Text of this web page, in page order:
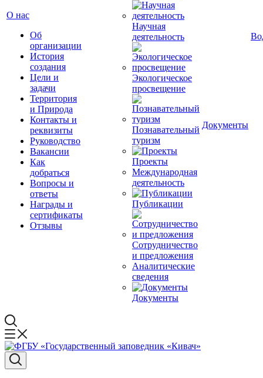
О нас
Об
организации
История
создания
Цели и
задачи
Территория
и Природа
Контакты и
реквизиты
Руководство
Вакансии
Как
добраться
Вопросы и
ответы
Награды и
сертификаты
Отзывы
Научная
деятельность
Экологическое
просвещение
Познавательный
туризм
Проекты
Международная
деятельность
Публикации
Сотрудничество
и предложения
Аналитические
сведения
Документы
Документы